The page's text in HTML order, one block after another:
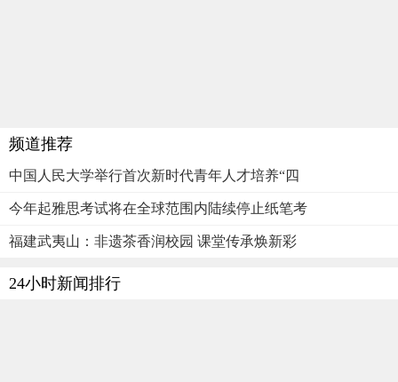
频道推荐
中国人民大学举行首次新时代青年人才培养“四
今年起雅思考试将在全球范围内陆续停止纸笔考
福建武夷山：非遗茶香润校园 课堂传承焕新彩
24小时新闻排行